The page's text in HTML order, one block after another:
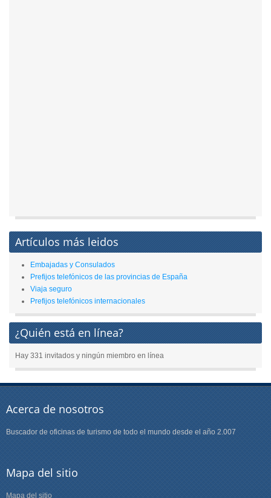
Artículos más leidos
Embajadas y Consulados
Prefijos telefónicos de las provincias de España
Viaja seguro
Prefijos telefónicos internacionales
¿Quién está en línea?
Hay 331 invitados y ningún miembro en línea
Acerca de nosotros
Buscador de oficinas de turismo de todo el mundo desde el año 2.007
Mapa del sitio
Mapa del sitio